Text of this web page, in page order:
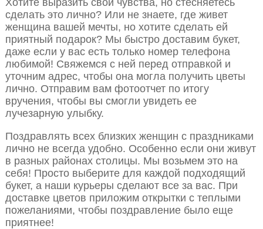
сделать это лично? Или не знаете, где живет
женщина вашей мечты, но хотите сделать ей
приятный подарок? Мы быстро доставим букет,
даже если у вас есть только номер телефона
любимой! Свяжемся с ней перед отправкой и
уточним адрес, чтобы она могла получить цветы
лично. Отправим вам фотоотчет по итогу
вручения, чтобы вы смогли увидеть ее
лучезарную улыбку.
Поздравлять всех близких женщин с праздниками
лично не всегда удобно. Особенно если они живут
в разных районах столицы. Мы возьмем это на
себя! Просто выберите для каждой подходящий
букет, а наши курьеры сделают все за вас. При
доставке цветов приложим открытки с теплыми
пожеланиями, чтобы поздравление было еще
приятнее!